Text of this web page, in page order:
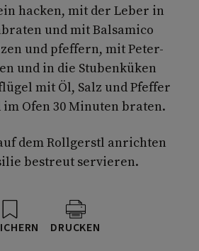
hacken, mit der Leber in
und mit Balsamico
und pfeffern, mit Peter-
und in die Stubenküken
mit Öl, Salz und Pfeffer
Ofen 30 Minuten braten.
dem Rollgerstl anrichten
bestreut servieren.
DRUCKEN